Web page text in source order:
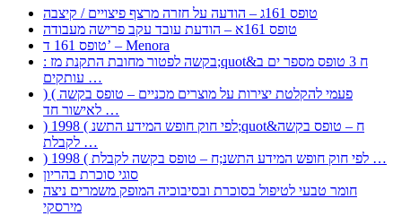
טופס 161ג – הודעה על חזרה מרצף פיצויים / קיצבה
טופס 161א – הודעת עובד עקב פרישה מעבודה
טופס 161 ד’ – Menora
: בקשה לפטור מחובת התקנת מז;quot&ח 3 טופס מספר ים ב
עותקים …
) ( פעמי להקלטת יצירות על מוצרים מכניים – טופס בקשה
לאישור חד …
) 1998 ( לפי חוק חופש המידע התשנ;quot&ח – טופס בקשה
לקבלת …
) 1998 ( לפי חוק חופש המידע התשנ;ח – טופס בקשה לקבלת …
סוגי סוכרת בהריון
חומר טבעי לטיפול בסוכרת ובסיבוכיה המופק משמרים ניצה
מירסקי